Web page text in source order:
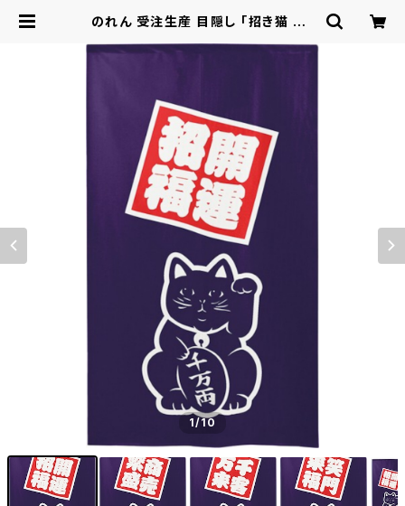
のれん 受注生産 目隠し 「招き猫 紺」
リック・敷物 | ロシナンテ！オンライン
1/10